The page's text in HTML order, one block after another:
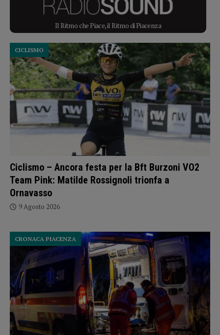
Il Ritmo che Piace, il Ritmo di Piacenza
Ciclismo – Ancora festa per la Bft Burzoni VO2
Team Pink: Matilde Rossignoli trionfa a
Ornavasso
CICLISMO
9 Agosto 2026
CRONACA PIACENZA